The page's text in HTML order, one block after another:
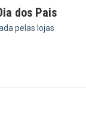
dos Pais
pelas lojas